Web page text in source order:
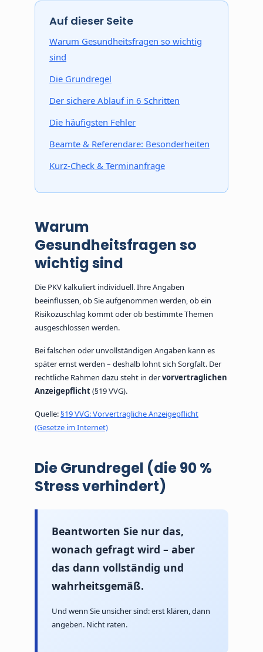
Auf dieser Seite
Warum Gesundheitsfragen so wichtig
sind
Die Grundregel
Der sichere Ablauf in 6 Schritten
Die häufigsten Fehler
Beamte & Referendare: Besonderheiten
Kurz-Check & Terminanfrage
Warum
Gesundheitsfragen so
wichtig sind
Die PKV kalkuliert individuell. Ihre Angaben
beeinflussen, ob Sie aufgenommen werden, ob ein
Risikozuschlag kommt oder ob bestimmte Themen
ausgeschlossen werden.
Bei falschen oder unvollständigen Angaben kann es
später ernst werden – deshalb lohnt sich Sorgfalt. Der
rechtliche Rahmen dazu steht in dervorvertraglichen
Anzeigepflicht(§19 VVG).
Quelle: §19 VVG: Vorvertragliche Anzeigepflicht
(Gesetze im Internet)
Die Grundregel (die 90 %
Stress verhindert)
Beantworten Sie nur das,
wonach gefragt wird – aber
das dann vollständig und
wahrheitsgemäß.
Und wenn Sie unsicher sind: erst klären, dann
angeben. Nicht raten.